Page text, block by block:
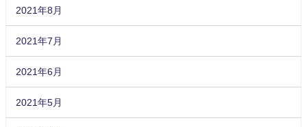
2021年8月
2021年7月
2021年6月
2021年5月